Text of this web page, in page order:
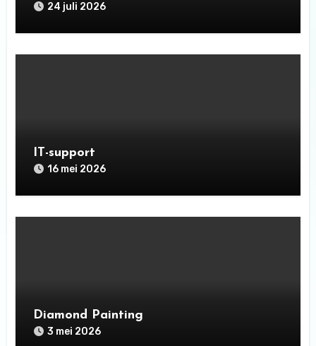
24 juli 2026
IT-support
16 mei 2026
Diamond Painting
3 mei 2026